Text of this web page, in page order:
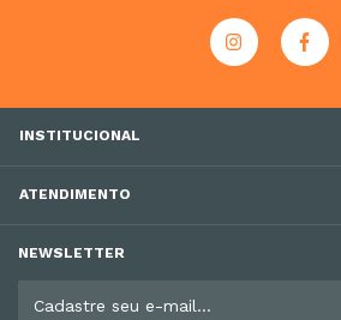
INSTITUCIONAL
ATENDIMENTO
NEWSLETTER